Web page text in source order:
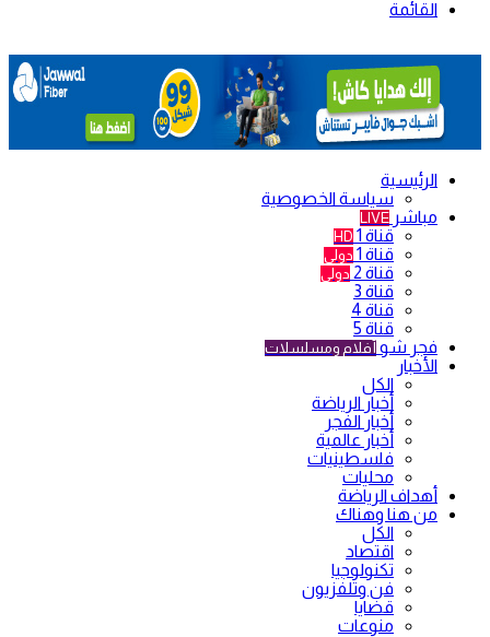
القائمة
الرئيسية
سياسة الخصوصية
مباشر LIVE
قناة 1 HD
قناة 1 دولي
قناة 2 دولي
قناة 3
قناة 4
قناة 5
فجر شو أفلام ومسلسلات
الأخبار
الكل
أخبار الرياضة
أخبار الفجر
أخبار عالمية
فلسطينيات
محليات
أهداف الرياضة
من هنا وهناك
الكل
اقتصاد
تكنولوجيا
فن وتلفزيون
قضايا
منوعات